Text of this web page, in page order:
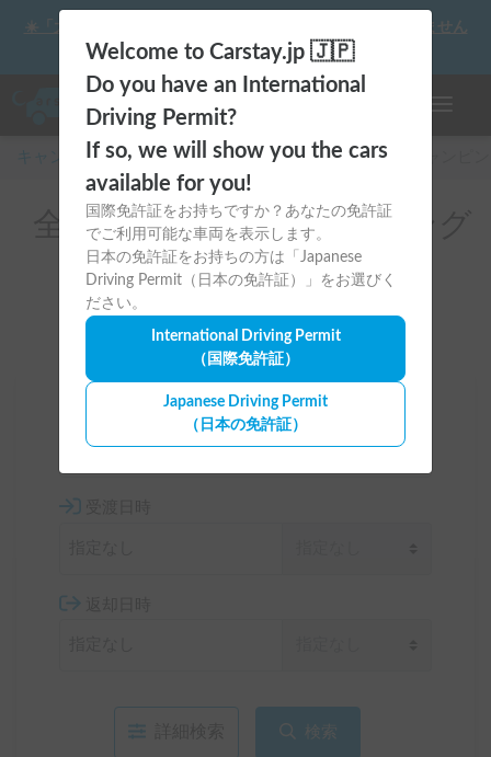
Welcome to Carstay.jp 🇯🇵
Do you have an International
Driving Permit?
If so, we will show you the cars
available for you!
国際免許証をお持ちですか？あなたの免許証
でご利用可能な車両を表示します。
日本の免許証をお持ちの方は「Japanese
Driving Permit（日本の免許証）」をお選びく
ださい。
International Driving Permit
（国際免許証）
Japanese Driving Permit
（日本の免許証）
☀️「大曲の花火」をキャンピングカーで最高の思い出にしません
か？
キャンピングカー・車中泊スポット予約はCarstay
全国のレンタルキャンピング
カー(ETC付き)
全国
検索